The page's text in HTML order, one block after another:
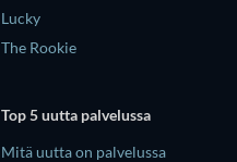
Lucky
The Rookie
Top 5 uutta palvelussa
Mitä uutta on palvelussa